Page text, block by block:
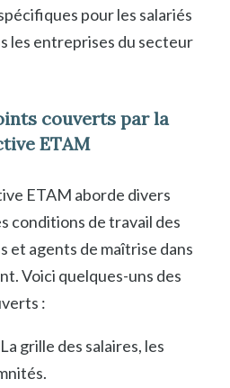
pour les salariés
les entreprises du secteur
couverts par la
ETAM
ETAM aborde divers
conditions de travail des
et agents de maîtrise dans
Voici quelques-uns des
:
La grille des salaires, les